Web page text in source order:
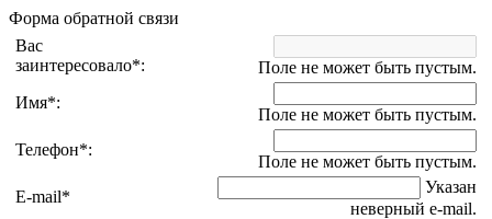
Форма обратной связи
Вас
заинтересовало*:
Поле не может быть пустым.
Имя*:
Поле не может быть пустым.
Телефон*:
Поле не может быть пустым.
E-mail*
Указан
неверный e-mail.